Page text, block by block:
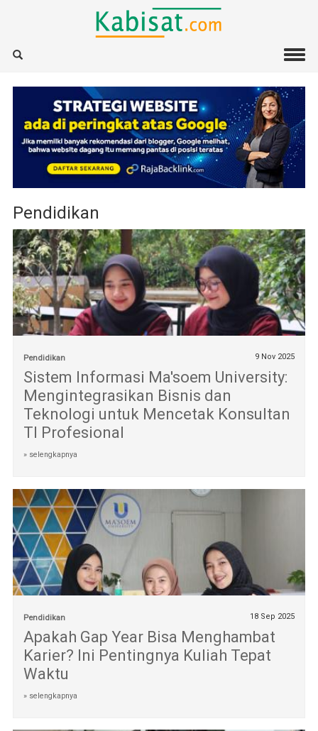
Pendidikan
Pendidikan 9 Nov 2025
Sistem Informasi Ma'soem University:
Mengintegrasikan Bisnis dan
Teknologi untuk Mencetak Konsultan
TI Profesional
» selengkapnya
Pendidikan 18 Sep 2025
Apakah Gap Year Bisa Menghambat
Karier? Ini Pentingnya Kuliah Tepat
Waktu
» selengkapnya